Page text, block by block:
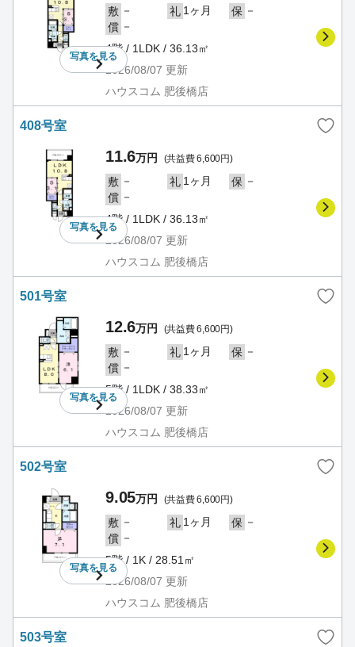
写真を見る
敷 － 礼 1ヶ月 保 －
償 －
4階 / 1LDK / 36.13㎡
2026/08/07 更新
ハウスコム 肥後橋店
408号室
写真を見る
11.6万円 (共益費 6,600円)
敷 － 礼 1ヶ月 保 －
償 －
4階 / 1LDK / 36.13㎡
2026/08/07 更新
ハウスコム 肥後橋店
501号室
写真を見る
12.6万円 (共益費 6,600円)
敷 － 礼 1ヶ月 保 －
償 －
5階 / 1LDK / 38.33㎡
2026/08/07 更新
ハウスコム 肥後橋店
502号室
写真を見る
9.05万円 (共益費 6,600円)
敷 － 礼 1ヶ月 保 －
償 －
5階 / 1K / 28.51㎡
2026/08/07 更新
ハウスコム 肥後橋店
503号室